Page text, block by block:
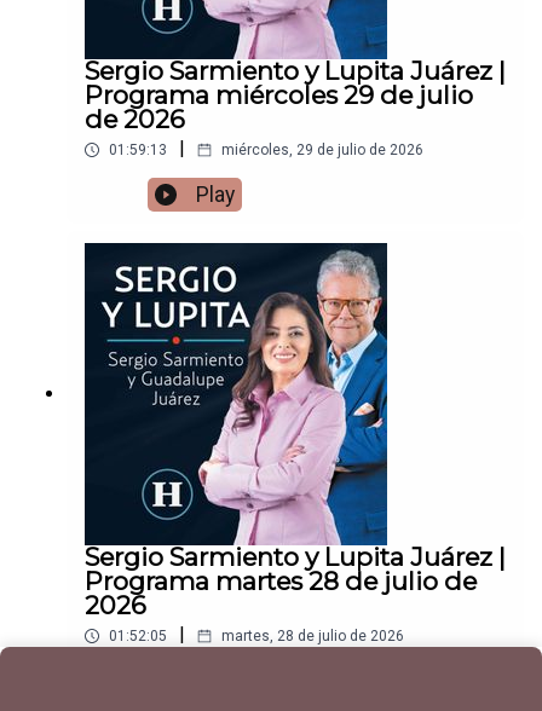
Sergio Sarmiento y Lupita Juárez |
Programa miércoles 29 de julio
de 2026
01:59:13 miércoles, 29 de julio de 2026
Play
Sergio Sarmiento y Lupita Juárez |
Programa martes 28 de julio de
2026
01:52:05 martes, 28 de julio de 2026